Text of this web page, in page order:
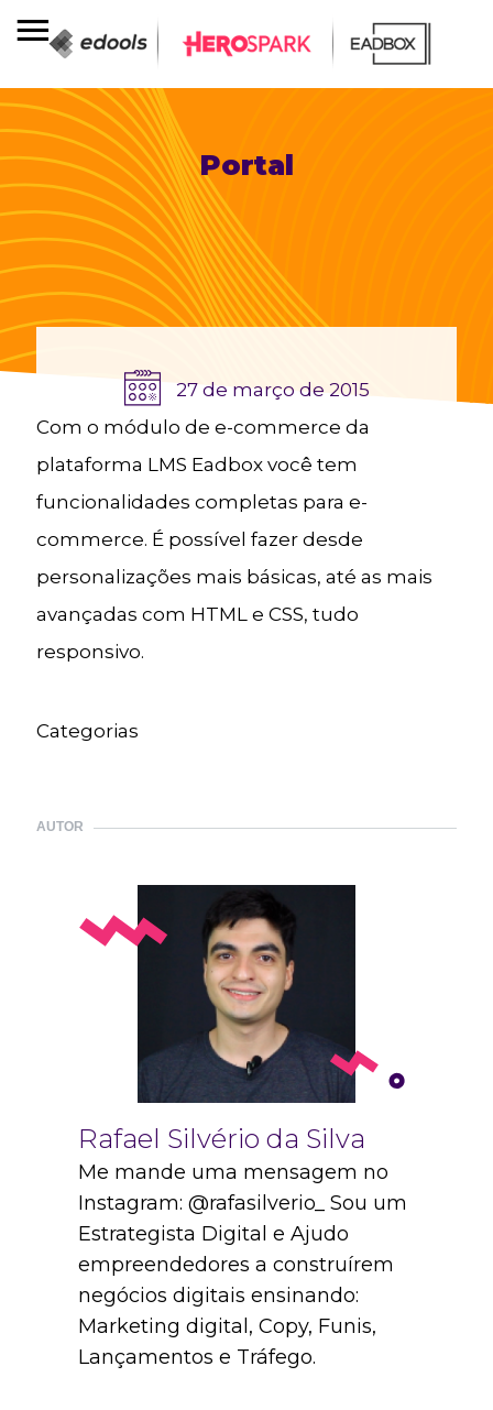
Portal
27 de março de 2015
Com o módulo de e-commerce da
plataforma LMS Eadbox você tem
funcionalidades completas para e-
commerce. É possível fazer desde
personalizações mais básicas, até as mais
avançadas com HTML e CSS, tudo
responsivo.
Categorias
AUTOR
Rafael Silvério da Silva
Me mande uma mensagem no
Instagram: @rafasilverio_ Sou um
Estrategista Digital e Ajudo
empreendedores a construírem
negócios digitais ensinando:
Marketing digital, Copy, Funis,
Lançamentos e Tráfego.